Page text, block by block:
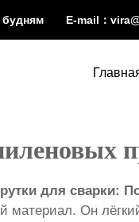
будням E-mail：
для сварки:
материал. Он